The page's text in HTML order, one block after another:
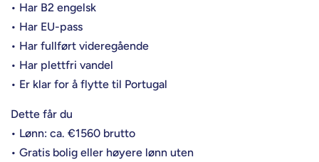
• Har B2 engelsk
• Har EU-pass
• Har fullført videregående
• Har plettfri vandel
• Er klar for å flytte til Portugal
Dette får du
• Lønn: ca. €1560 brutto
• Gratis bolig eller høyere lønn uten